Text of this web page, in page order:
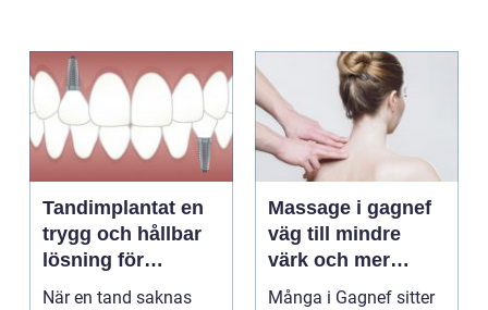
Tandimplantat en
trygg och hållbar
lösning för
förlorade tänder
När en tand saknas
Massage i gagnef
väg till mindre
värk och mer
vardagsenergi
Många i Gagnef sitter